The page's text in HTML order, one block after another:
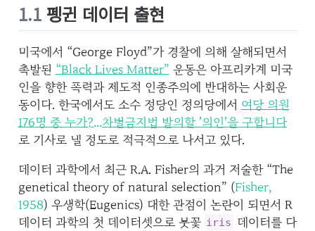
1.1펭귄 데이터 출현
미국에서 “George Floyd”가 경찰에 의해 살해되면서
촉발된 “Black Lives Matter” 운동은 아프리카계 미국
인을 향한 폭력과 제도적 인종주의에 반대하는 사회운
동이다. 한국에서도 소수 정당인 정의당에서 여당 의원
176명 중 누가?…차별금지법 발의할 ’의인’을 구합니다
로 기사로 낼 정도로 적극적으로 나서고 있다.
데이터 과학에서 최근 R.A. Fisher의 과거 저술한 “The
genetical theory of natural selection” (Fisher,
1958) 우생학(Eugenics) 대한 관점이 논란이 되면서 R
데이터 과학의 첫 데이터셋으로 붓꽃 iris 데이터를 다